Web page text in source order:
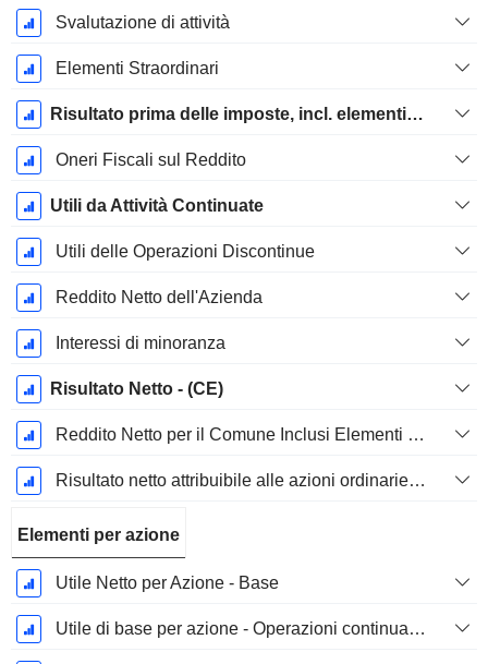
Svalutazione di attività
Elementi Straordinari
Risultato prima delle imposte, incl. elementi insoliti
Oneri Fiscali sul Reddito
Utili da Attività Continuate
Utili delle Operazioni Discontinue
Reddito Netto dell'Azienda
Interessi di minoranza
Risultato Netto - (CE)
Reddito Netto per il Comune Inclusi Elementi Straordinari
Risultato netto attribuibile alle azioni ordinarie escl. elementi straordinari
Elementi per azione
Utile Netto per Azione - Base
Utile di base per azione - Operazioni continuative